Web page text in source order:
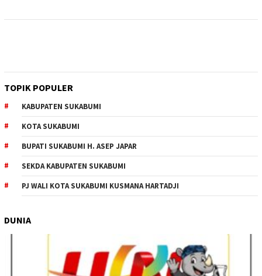
TOPIK POPULER
KABUPATEN SUKABUMI
KOTA SUKABUMI
BUPATI SUKABUMI H. ASEP JAPAR
SEKDA KABUPATEN SUKABUMI
PJ WALI KOTA SUKABUMI KUSMANA HARTADJI
DUNIA